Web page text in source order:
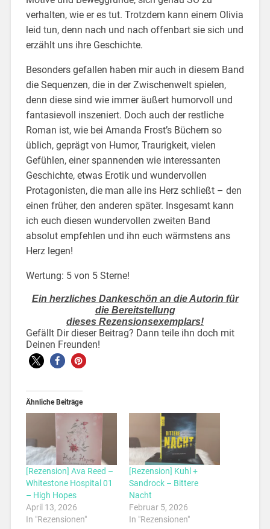
verhalten, wie er es tut. Trotzdem kann einem Olivia
leid tun, denn nach und nach offenbart sie sich und
erzählt uns ihre Geschichte.
Besonders gefallen haben mir auch in diesem Band
die Sequenzen, die in der Zwischenwelt spielen,
denn diese sind wie immer äußert humorvoll und
fantasievoll inszeniert. Doch auch der restliche
Roman ist, wie bei Amanda Frost’s Büchern so
üblich, geprägt von Humor, Traurigkeit, vielen
Gefühlen, einer spannenden wie interessanten
Geschichte, etwas Erotik und wundervollen
Protagonisten, die man alle ins Herz schließt – den
einen früher, den anderen später. Insgesamt kann
ich euch diesen wundervollen zweiten Band
absolut empfehlen und ihn euch wärmstens ans
Herz legen!
Wertung: 5 von 5 Sterne!
Ein herzliches Dankeschön an die Autorin für
die Bereitstellung
dieses Rezensionsexemplars!
Gefällt Dir dieser Beitrag? Dann teile ihn doch mit
Deinen Freunden!
Ähnliche Beiträge
[Rezension] Ava Reed –
Whitestone Hospital 01
– High Hopes
April 13, 2026
In "Rezensionen"
[Rezension] Kuhl +
Sandrock – Bittere
Nacht
Februar 5, 2026
In "Rezensionen"